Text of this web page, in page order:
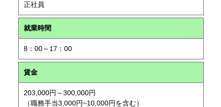
正社員
就業時間
8：00～17：00
賃金
203,000円～300,000円
（職務手当3,000円~10,000円を含む）